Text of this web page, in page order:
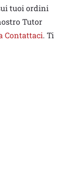
tuoi ordini
Tutor
Contattaci. Ti